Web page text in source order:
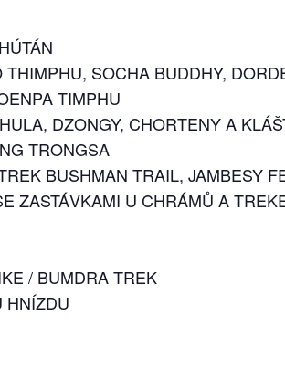
SOCHA BUDDHY,
TIMPHU
DZONGY, CHORTENY A
TRONGSA
BUSHMAN TRAIL, JAMBESY
ZASTÁVKAMI U CHRÁMŮ A
/ BUMDRA TREK
HNÍZDU